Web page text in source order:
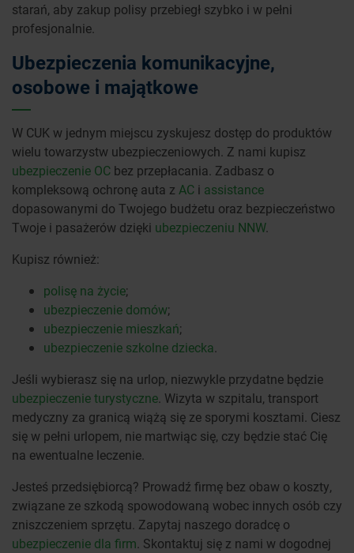
starań, aby zakup polisy przebiegł szybko i w pełni
profesjonalnie.
Ubezpieczenia komunikacyjne,
osobowe i majątkowe
W CUK w jednym miejscu zyskujesz dostęp do produktów
wielu towarzystw ubezpieczeniowych. Z nami kupisz
ubezpieczenie OC bez przepłacania. Zadbasz o
kompleksową ochronę auta z AC i assistance
dopasowanymi do Twojego budżetu oraz bezpieczeństwo
Twoje i pasażerów dzięki ubezpieczeniu NNW.
Kupisz również:
polisę na życie;
ubezpieczenie domów;
ubezpieczenie mieszkań;
ubezpieczenie szkolne dziecka.
Jeśli wybierasz się na urlop, niezwykle przydatne będzie
ubezpieczenie turystyczne. Wizyta w szpitalu, transport
medyczny za granicą wiążą się ze sporymi kosztami. Ciesz
się w pełni urlopem, nie martwiąc się, czy będzie stać Cię
na ewentualne leczenie.
Jesteś przedsiębiorcą? Prowadź firmę bez obaw o koszty,
związane ze szkodą spowodowaną wobec innych osób czy
zniszczeniem sprzętu. Zapytaj naszego doradcę o
ubezpieczenie dla firm. Skontaktuj się z nami w dogodnej